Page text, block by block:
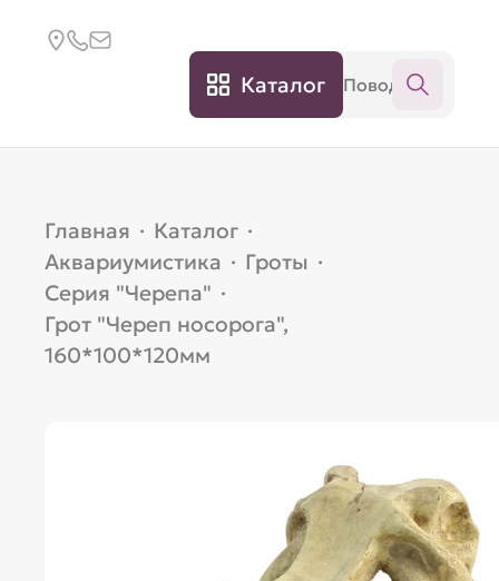
Каталог
Главная · Каталог ·
Аквариумистика · Гроты ·
Серия "Черепа" ·
Грот "Череп носорога",
160*100*120мм